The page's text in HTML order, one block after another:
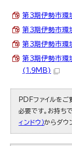
第3期伊勢市環
第3期伊勢市環
第3期伊勢市環
第3期伊勢市環
(1.9MB)
PDFファイルをご
必要です。お持ち
ィンドウ）からダウ